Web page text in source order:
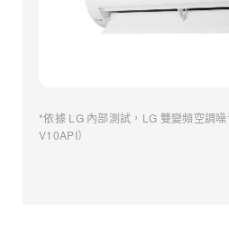
*依據 LG 內部測試，LG 雙變頻空調
V10API）